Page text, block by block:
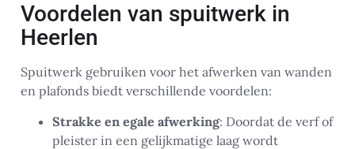
Voordelen van spuitwerk in
Heerlen
Spuitwerk gebruiken voor het afwerken van wanden
en plafonds biedt verschillende voordelen:
Strakke en egale afwerking: Doordat de verf of
pleister in een gelijkmatige laag wordt